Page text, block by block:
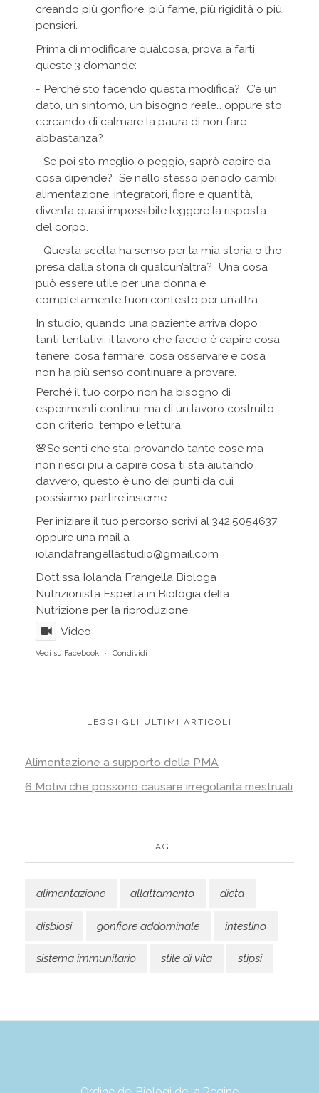
creando più gonfiore, più fame, più rigidità o più
pensieri.
Prima di modificare qualcosa, prova a farti
queste 3 domande:
- Perché sto facendo questa modifica? C’è un
dato, un sintomo, un bisogno reale… oppure sto
cercando di calmare la paura di non fare
abbastanza?
- Se poi sto meglio o peggio, saprò capire da
cosa dipende? Se nello stesso periodo cambi
alimentazione, integratori, fibre e quantità,
diventa quasi impossibile leggere la risposta
del corpo.
- Questa scelta ha senso per la mia storia o l’ho
presa dalla storia di qualcun’altra? Una cosa
può essere utile per una donna e
completamente fuori contesto per un’altra.
In studio, quando una paziente arriva dopo
tanti tentativi, il lavoro che faccio è capire cosa
tenere, cosa fermare, cosa osservare e cosa
non ha più senso continuare a provare.
Perché il tuo corpo non ha bisogno di
esperimenti continui ma di un lavoro costruito
con criterio, tempo e lettura.
🌸Se senti che stai provando tante cose ma
non riesci più a capire cosa ti sta aiutando
davvero, questo è uno dei punti da cui
possiamo partire insieme.
Per iniziare il tuo percorso scrivi al 342.5054637
oppure una mail a
iolandafrangellastudio@gmail.com
Dott.ssa Iolanda Frangella Biologa
Nutrizionista Esperta in Biologia della
Nutrizione per la riproduzione
Video
Vedi su Facebook · Condividi
LEGGI GLI ULTIMI ARTICOLI
Alimentazione a supporto della PMA
6 Motivi che possono causare irregolarità mestruali
TAG
alimentazione allattamento dieta
disbiosi gonfiore addominale intestino
sistema immunitario stile di vita stipsi